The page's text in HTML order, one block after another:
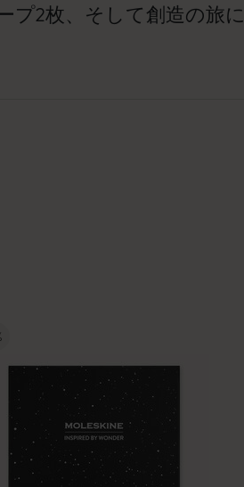
プ2枚、そして創造の旅に